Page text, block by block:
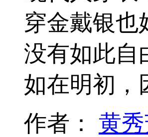
穿金戴银也
没有如此自
如在明初
作者： 黄